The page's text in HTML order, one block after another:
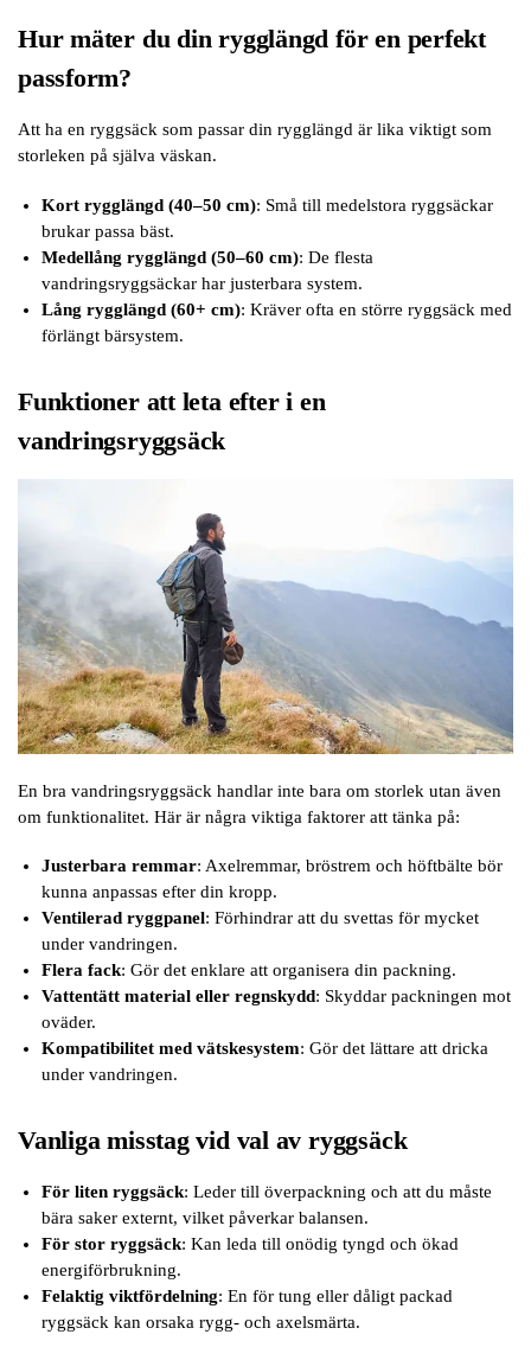
Hur mäter du din rygglängd för en perfekt
passform?
Att ha en ryggsäck som passar din rygglängd är lika viktigt som
storleken på själva väskan.
Kort rygglängd (40–50 cm): Små till medelstora ryggsäckar
brukar passa bäst.
Medellång rygglängd (50–60 cm): De flesta
vandringsryggsäckar har justerbara system.
Lång rygglängd (60+ cm): Kräver ofta en större ryggsäck med
förlängt bärsystem.
Funktioner att leta efter i en
vandringsryggsäck
En bra vandringsryggsäck handlar inte bara om storlek utan även
om funktionalitet. Här är några viktiga faktorer att tänka på:
Justerbara remmar: Axelremmar, bröstrem och höftbälte bör
kunna anpassas efter din kropp.
Ventilerad ryggpanel: Förhindrar att du svettas för mycket
under vandringen.
Flera fack: Gör det enklare att organisera din packning.
Vattentätt material eller regnskydd: Skyddar packningen mot
oväder.
Kompatibilitet med vätskesystem: Gör det lättare att dricka
under vandringen.
Vanliga misstag vid val av ryggsäck
För liten ryggsäck: Leder till överpackning och att du måste
bära saker externt, vilket påverkar balansen.
För stor ryggsäck: Kan leda till onödig tyngd och ökad
energiförbrukning.
Felaktig viktfördelning: En för tung eller dåligt packad
ryggsäck kan orsaka rygg- och axelsmärta.